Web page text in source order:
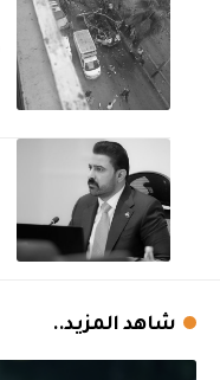
شاهد المزيد..